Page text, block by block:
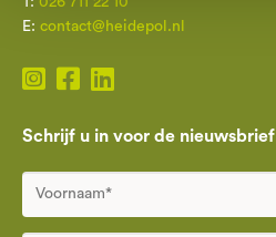
E: contact@heidepol.nl
Schrijf u in voor de nieuwsbrief